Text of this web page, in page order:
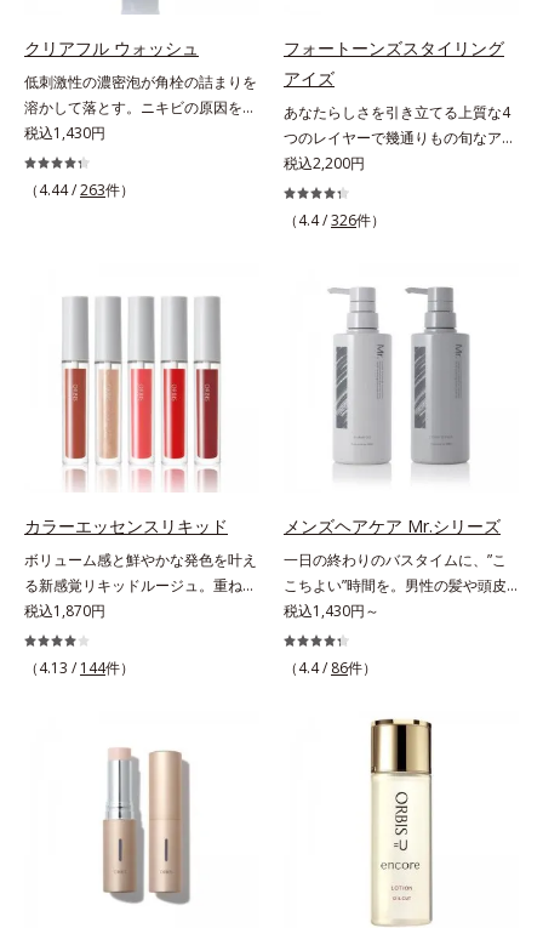
プローチして肌荒れを防ぎ、肌不調
にゆらがない肌を叶えます。そし
成分「MCアクティベーター
(*5)」。肌のうるおいを引き出し・
高めて、ハリ感あふれる肌へと導き
ます。うるおいに満ちたゆらがない
肌をご体感いただくために設計され
ている状態*2 年齢に応じたお手入
ース及び先行技術調査による当社調
べ*5 オトギリソウエキス配合＝肌
たハリツヤ肌へ導く保湿成分
ケアします。マスクに色移りしにく
いので、気兼ねなく使えます。口紅
の下地としてもおすすめです。
クリアフル ウォッシュ
低刺激性の濃密泡が角栓の詰まりを
溶かして落とす。ニキビの原因を残
さないクリアな肌に洗い上げる洗顔
料。「ニキビをくり返してしまう」
「毛穴目立ちが気になる」「マスク
です。5種の和漢植物由来成分とコ
ラーゲンが肌をいたわりながらうる
おいを与え、バリア機能を維持。ニ
さらにビタミンC誘導体をはじめと
した5種の整肌成分(*1)から成る
「ナノVCショットカプセル」を配
合。カプセルが浸透してから成分を
放出する特殊技術によって、高い浸
透力(*2)と安定性を実現。毛穴の目
立ちをしっかりケア(*3)して、ゆら
ぎやすいニキビ肌を、みずみずしい
清潔な垢抜け肌(*4)へと導きます。
(*5)。*1 テトラ2-ヘキシルデカン酸
アスコルビル、天然ビタミンE、イ
ド、スフィンゴ糖脂質*2 角層内*3
うるおいによりキメを整えて毛穴を
目立たなくする*4 洗浄による汚れ
の除去*5 すべての方に皮膚刺激が
税込1,430円
（4.44 /263件）
フォートーンズスタイリング
アイズ
あなたらしさを引き立てる上質な4
つのレイヤーで幾通りもの旬なアイ
メイクが叶う。上質なテクスチャー
と多様なカラーリングで、似合うを
知る＆楽しさを引き出す、4色のア
た配色だから重ねてもくすまず、簡
単に印象的な目元が完成します。2
色だけを使って簡単に。3色使って
印象的に。4色全部使えば可能性は
無限大。もちろん単色使いもOK！
あなたらしさを引き立てる4つのレ
イヤーで、幾通りもの旬なアイメイ
クをお楽しみください。
税込2,200円
（4.4 /326件）
カラーエッセンスリキッド
ボリューム感と鮮やかな発色を叶え
る新感覚リキッドルージュ。重ねる
ほど、鮮やかにボリューミーに。1
本で美しい仕上がりを叶えるリキッ
ドルージュです。唇の凹凸を均一に
唇への密着感を高め色持ちを叶える
るおいのあるふっくらとした唇とつ
けたての鮮やかな発色を両立しま
す。マスクオフの瞬間も、ハッと目
を惹く唇に。* シリカ、水添ポリイ
税込1,870円
（4.13 / 144件）
メンズヘアケア Mr.シリーズ
一日の終わりのバスタイムに、”こ
こちよい”時間を。男性の髪や頭皮
は汗や余分な皮脂に加え、ハードワ
ックスやスプレーなど性質が異なる
汚れがたまりやすい環境にありま
れも1度洗いで落とす設計のシャン
プーを実現しました。また、うるお
いを与える「バイオモイスト成分
(*2)」を配合することで、頭皮の油
分と水分のバランスを整え、髪と頭
皮をすこやかに保ちます。さらにコ
ンディショナーには髪の1本1本を均
税込1,430円～
（4.4 / 86件）